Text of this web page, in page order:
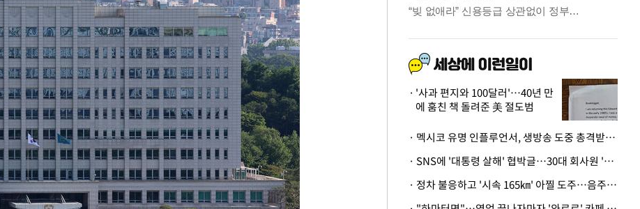
격·당황'
도'
사 혐의
감
포착
라하라 격파
꺾인다"
대 위협"
'사과 편지와 100달러'…40년 만
에 훔친 책 돌려준 美 절도범
· 멕시코 유명 인플루언서, 생방송 도중 총격받아 사망
· SNS에 '대통령 살해' 협박글…30대 회사원 '불구속 송치'
· 정차 불응하고 '시속 165㎞' 아찔 도주…음주운전자 체포